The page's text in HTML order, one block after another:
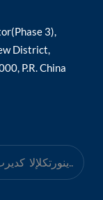
3),
District,
P.R. China